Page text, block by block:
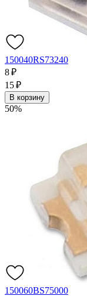
150040RS73240
8 ₽
15 ₽
В корзину
50%
150060BS75000